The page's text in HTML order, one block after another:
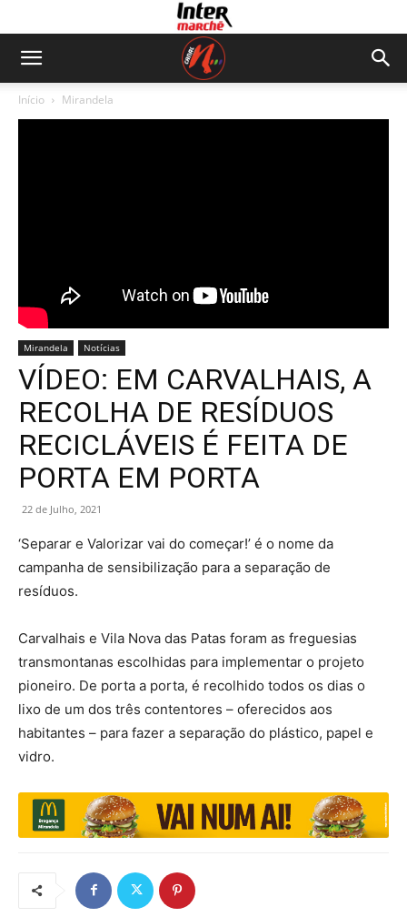
Início Mirandela
Mirandela Notícias
VÍDEO: EM CARVALHAIS, A
RECOLHA DE RESÍDUOS
RECICLÁVEIS É FEITA DE
PORTA EM PORTA
22 de Julho, 2021
‘Separar e Valorizar vai do começar!’ é o nome da
campanha de sensibilização para a separação de
resíduos.
Carvalhais e Vila Nova das Patas foram as freguesias
transmontanas escolhidas para implementar o projeto
pioneiro. De porta a porta, é recolhido todos os dias o
lixo de um dos três contentores – oferecidos aos
habitantes – para fazer a separação do plástico, papel e
vidro.